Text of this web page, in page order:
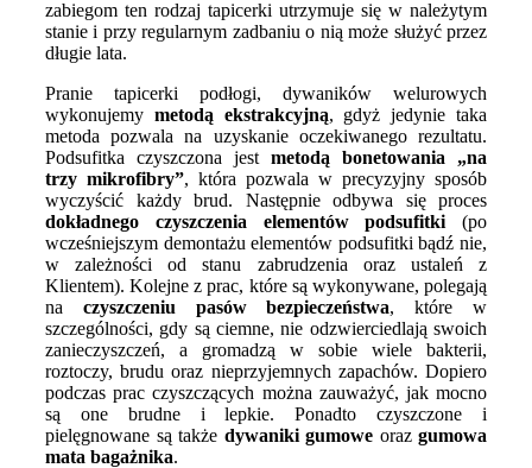
zabiegom ten rodzaj tapicerki utrzymuje się w należytym
stanie i przy regularnym zadbaniu o nią może służyć przez
długie lata.
Pranie tapicerki podłogi, dywaników welurowych
wykonujemy metodą ekstrakcyjną, gdyż jedynie taka
metoda pozwala na uzyskanie oczekiwanego rezultatu.
Podsufitka czyszczona jest metodą bonetowania „na
trzy mikrofibry”, która pozwala w precyzyjny sposób
wyczyścić każdy brud. Następnie odbywa się proces
dokładnego czyszczenia elementów podsufitki (po
wcześniejszym demontażu elementów podsufitki bądź nie,
w zależności od stanu zabrudzenia oraz ustaleń z
Klientem). Kolejne z prac, które są wykonywane, polegają
na czyszczeniu pasów bezpieczeństwa, które w
szczególności, gdy są ciemne, nie odzwierciedlają swoich
zanieczyszczeń, a gromadzą w sobie wiele bakterii,
roztoczy, brudu oraz nieprzyjemnych zapachów. Dopiero
podczas prac czyszczących można zauważyć, jak mocno
są one brudne i lepkie. Ponadto czyszczone i
pielęgnowane są także dywaniki gumowe orazgumowa
mata bagażnika.